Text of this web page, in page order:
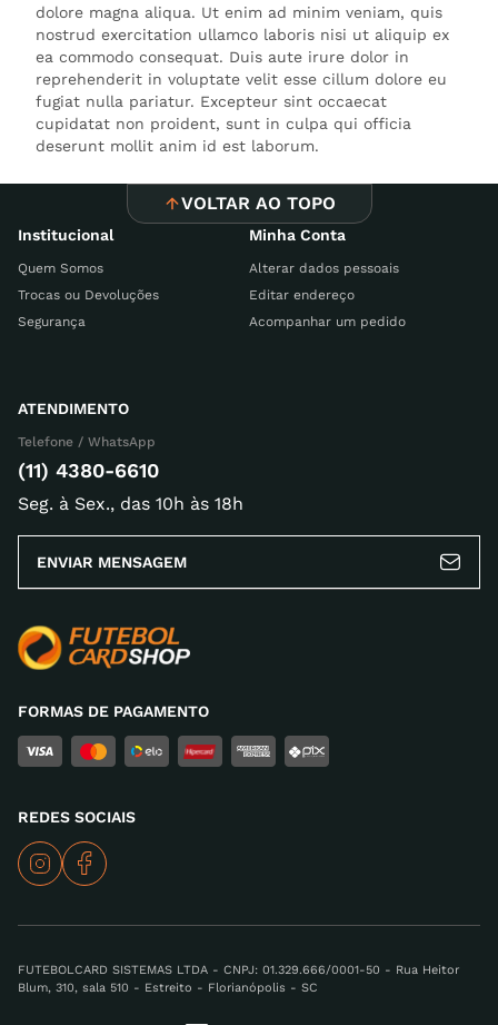
dolore magna aliqua. Ut enim ad minim veniam, quis
nostrud exercitation ullamco laboris nisi ut aliquip ex
ea commodo consequat. Duis aute irure dolor in
reprehenderit in voluptate velit esse cillum dolore eu
fugiat nulla pariatur. Excepteur sint occaecat
cupidatat non proident, sunt in culpa qui officia
deserunt mollit anim id est laborum.
VOLTAR AO TOPO
Institucional
Quem Somos
Trocas ou Devoluções
Segurança
Minha Conta
Alterar dados pessoais
Editar endereço
Acompanhar um pedido
ATENDIMENTO
Telefone / WhatsApp
(11) 4380-6610
Seg. à Sex., das 10h às 18h
ENVIAR MENSAGEM
FORMAS DE PAGAMENTO
REDES SOCIAIS
FUTEBOLCARD SISTEMAS LTDA - CNPJ: 01.329.666/0001-50 - Rua Heitor
Blum, 310, sala 510 - Estreito - Florianópolis - SC